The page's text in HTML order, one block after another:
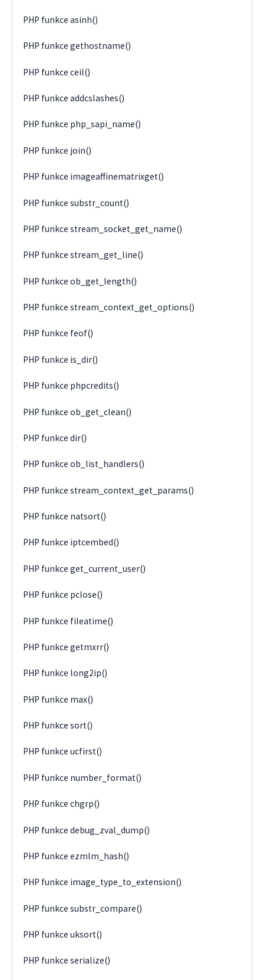
PHP funkce asinh()
PHP funkce gethostname()
PHP funkce ceil()
PHP funkce addcslashes()
PHP funkce php_sapi_name()
PHP funkce join()
PHP funkce imageaffinematrixget()
PHP funkce substr_count()
PHP funkce stream_socket_get_name()
PHP funkce stream_get_line()
PHP funkce ob_get_length()
PHP funkce stream_context_get_options()
PHP funkce feof()
PHP funkce is_dir()
PHP funkce phpcredits()
PHP funkce ob_get_clean()
PHP funkce dir()
PHP funkce ob_list_handlers()
PHP funkce stream_context_get_params()
PHP funkce natsort()
PHP funkce iptcembed()
PHP funkce get_current_user()
PHP funkce pclose()
PHP funkce fileatime()
PHP funkce getmxrr()
PHP funkce long2ip()
PHP funkce max()
PHP funkce sort()
PHP funkce ucfirst()
PHP funkce number_format()
PHP funkce chgrp()
PHP funkce debug_zval_dump()
PHP funkce ezmlm_hash()
PHP funkce image_type_to_extension()
PHP funkce substr_compare()
PHP funkce uksort()
PHP funkce serialize()